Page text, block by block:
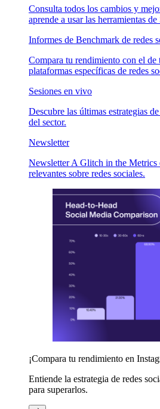
Consulta todos los cambios y
aprende a usar las herramientas
Informes de Benchmark de redes
Compara tu rendimiento con el de
plataformas específicas de redes
Sesiones en vivo
Descubre las últimas estrategias
del sector.
Newsletter
Newsletter A Glitch in the Metrics
relevantes sobre redes sociales.
¡Compara tu rendimiento en
Entiende la estrategia de redes
para superarlos.